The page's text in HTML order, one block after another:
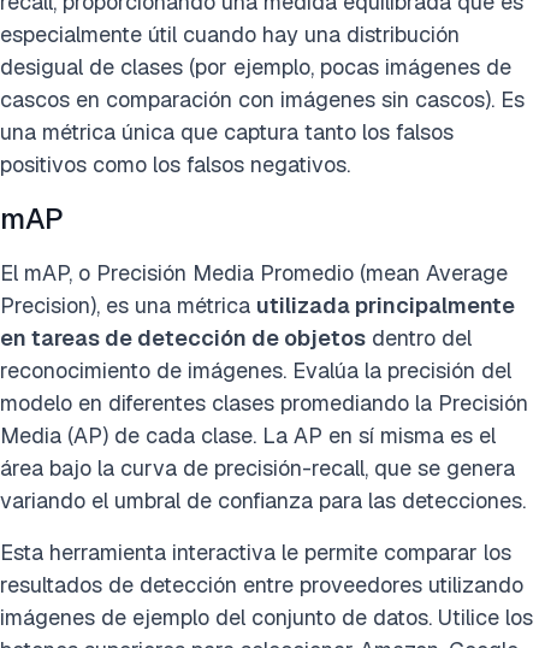
especialmente útil cuando hay una distribución
desigual de clases (por ejemplo, pocas imágenes de
cascos en comparación con imágenes sin cascos). Es
una métrica única que captura tanto los falsos
positivos como los falsos negativos.
mAP
El mAP, o Precisión Media Promedio (mean Average
Precision), es una métrica utilizada principalmente
en tareas de detección de objetos dentro del
reconocimiento de imágenes. Evalúa la precisión del
modelo en diferentes clases promediando la Precisión
Media (AP) de cada clase. La AP en sí misma es el
área bajo la curva de precisión-recall, que se genera
variando el umbral de confianza para las detecciones.
Esta herramienta interactiva le permite comparar los
resultados de detección entre proveedores utilizando
imágenes de ejemplo del conjunto de datos. Utilice los